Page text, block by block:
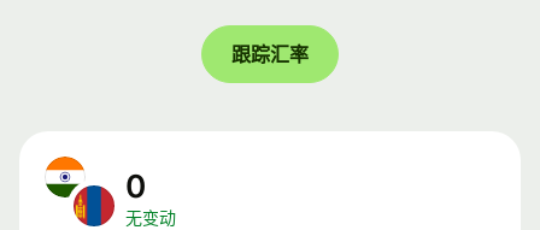
跟踪汇率
0
无变动